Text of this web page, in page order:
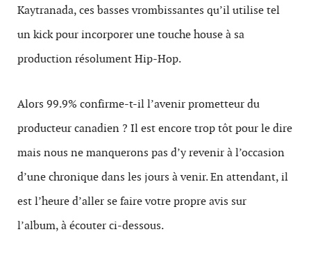
Kaytranada, ces basses vrombissantes qu’il utilise tel
un kick pour incorporer une touche house à sa
production résolument Hip-Hop.
Alors 99.9% confirme-t-il l’avenir prometteur du
producteur canadien ? Il est encore trop tôt pour le dire
mais nous ne manquerons pas d’y revenir à l’occasion
d’une chronique dans les jours à venir. En attendant, il
est l’heure d’aller se faire votre propre avis sur
l’album, à écouter ci-dessous.